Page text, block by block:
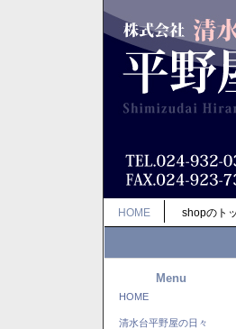
HOME shopのト
Menu
HOME
清水台平野屋の日々